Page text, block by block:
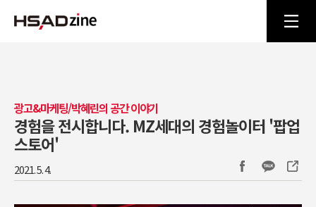
광고&마케팅/박혜린의 공간 이야기
경험을 전시합니다. MZ세대의 경험놀이터 '팝업
스토어'
2021. 5. 4.